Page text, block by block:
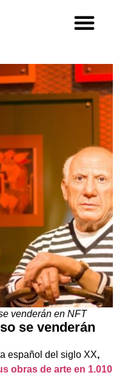
venderán en NFT
se venderán
español del siglo XX,
obras de arte en 1.010